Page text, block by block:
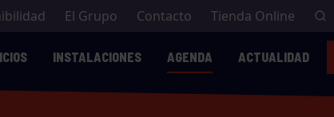
El Grupo Contacto Tienda Online
INSTALACIONES AGENDA ACTUALIDAD